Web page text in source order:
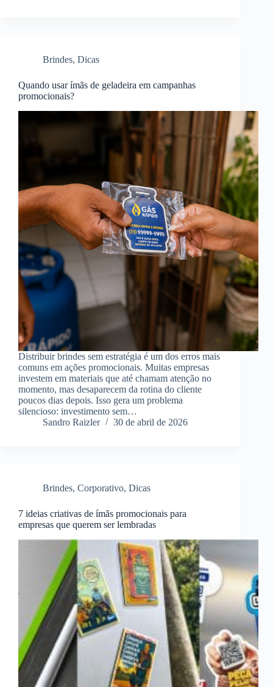
Brindes, Dicas
Quando usar ímãs de geladeira em campanhas
promocionais?
Distribuir brindes sem estratégia é um dos erros mais
comuns em ações promocionais. Muitas empresas
investem em materiais que até chamam atenção no
momento, mas desaparecem da rotina do cliente
poucos dias depois. Isso gera um problema
silencioso: investimento sem…
Sandro Raizler
30 de abril de 2026
Brindes, Corporativo, Dicas
7 ideias criativas de ímãs promocionais para
empresas que querem ser lembradas